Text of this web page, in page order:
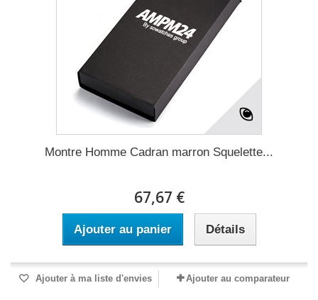
Montre Homme Cadran marron Squelette...
67,67 €
Ajouter au panier Détails
Ajouter à ma liste d'envies Ajouter au comparateur